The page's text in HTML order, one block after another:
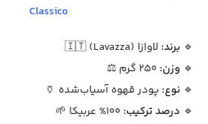
Classico
🔹 برند: لاوازا (Lavazza) 🇮🇹
🔹 وزن:
🔹 نوع: پودر قهوه آسیاب‌شده 🏺
🔹 درصد ترکیب: